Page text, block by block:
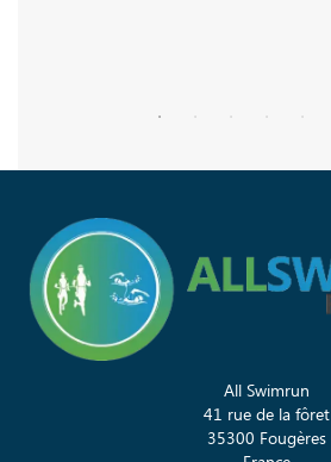
All Swimrun
41 rue de la fôret
35300 Fougères